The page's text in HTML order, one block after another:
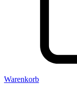
Warenkorb